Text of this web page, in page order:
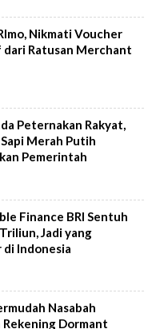
Nikmati Voucher
dari Ratusan Merchant
Peternakan Rakyat,
Merah Putih
Pemerintah
Finance BRI Sentuh
Jadi yang
di Indonesia
Nasabah
Dormant